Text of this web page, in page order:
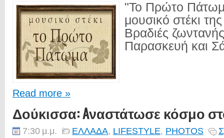
"Το Πρώτο
μουσικό στέκι
Βραδιές
Παρασκευή και
Read more »
Δούκισσα: Aναστάτωσε κόσμο στο
7:30 μ.μ. ΕΛΛΑΔΑ, LIFESTYLE, PHOTOS